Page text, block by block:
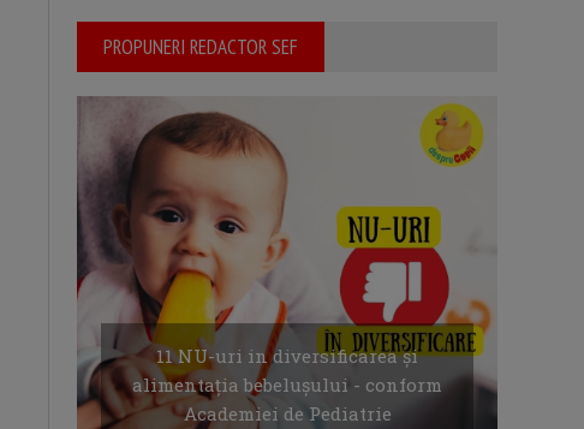
PROPUNERI REDACTOR SEF
11 NU-uri in diversificarea și
alimentația bebelușului - conform
Academiei de Pediatrie